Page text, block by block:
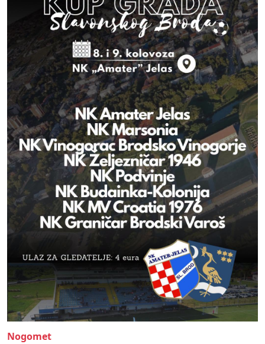
Nogomet